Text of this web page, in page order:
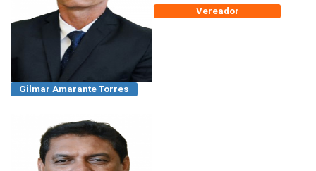
Vereador
Gilmar Amarante Torres